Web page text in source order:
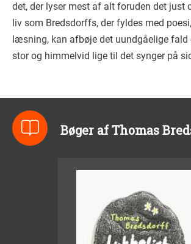
det, der lyser mest af alt foruden det just
liv som Bredsdorffs, der fyldes med
læsning, kan afbøje det uundgåelige fald
stor og himmelvid lige til det synger på
Bøger af Thomas